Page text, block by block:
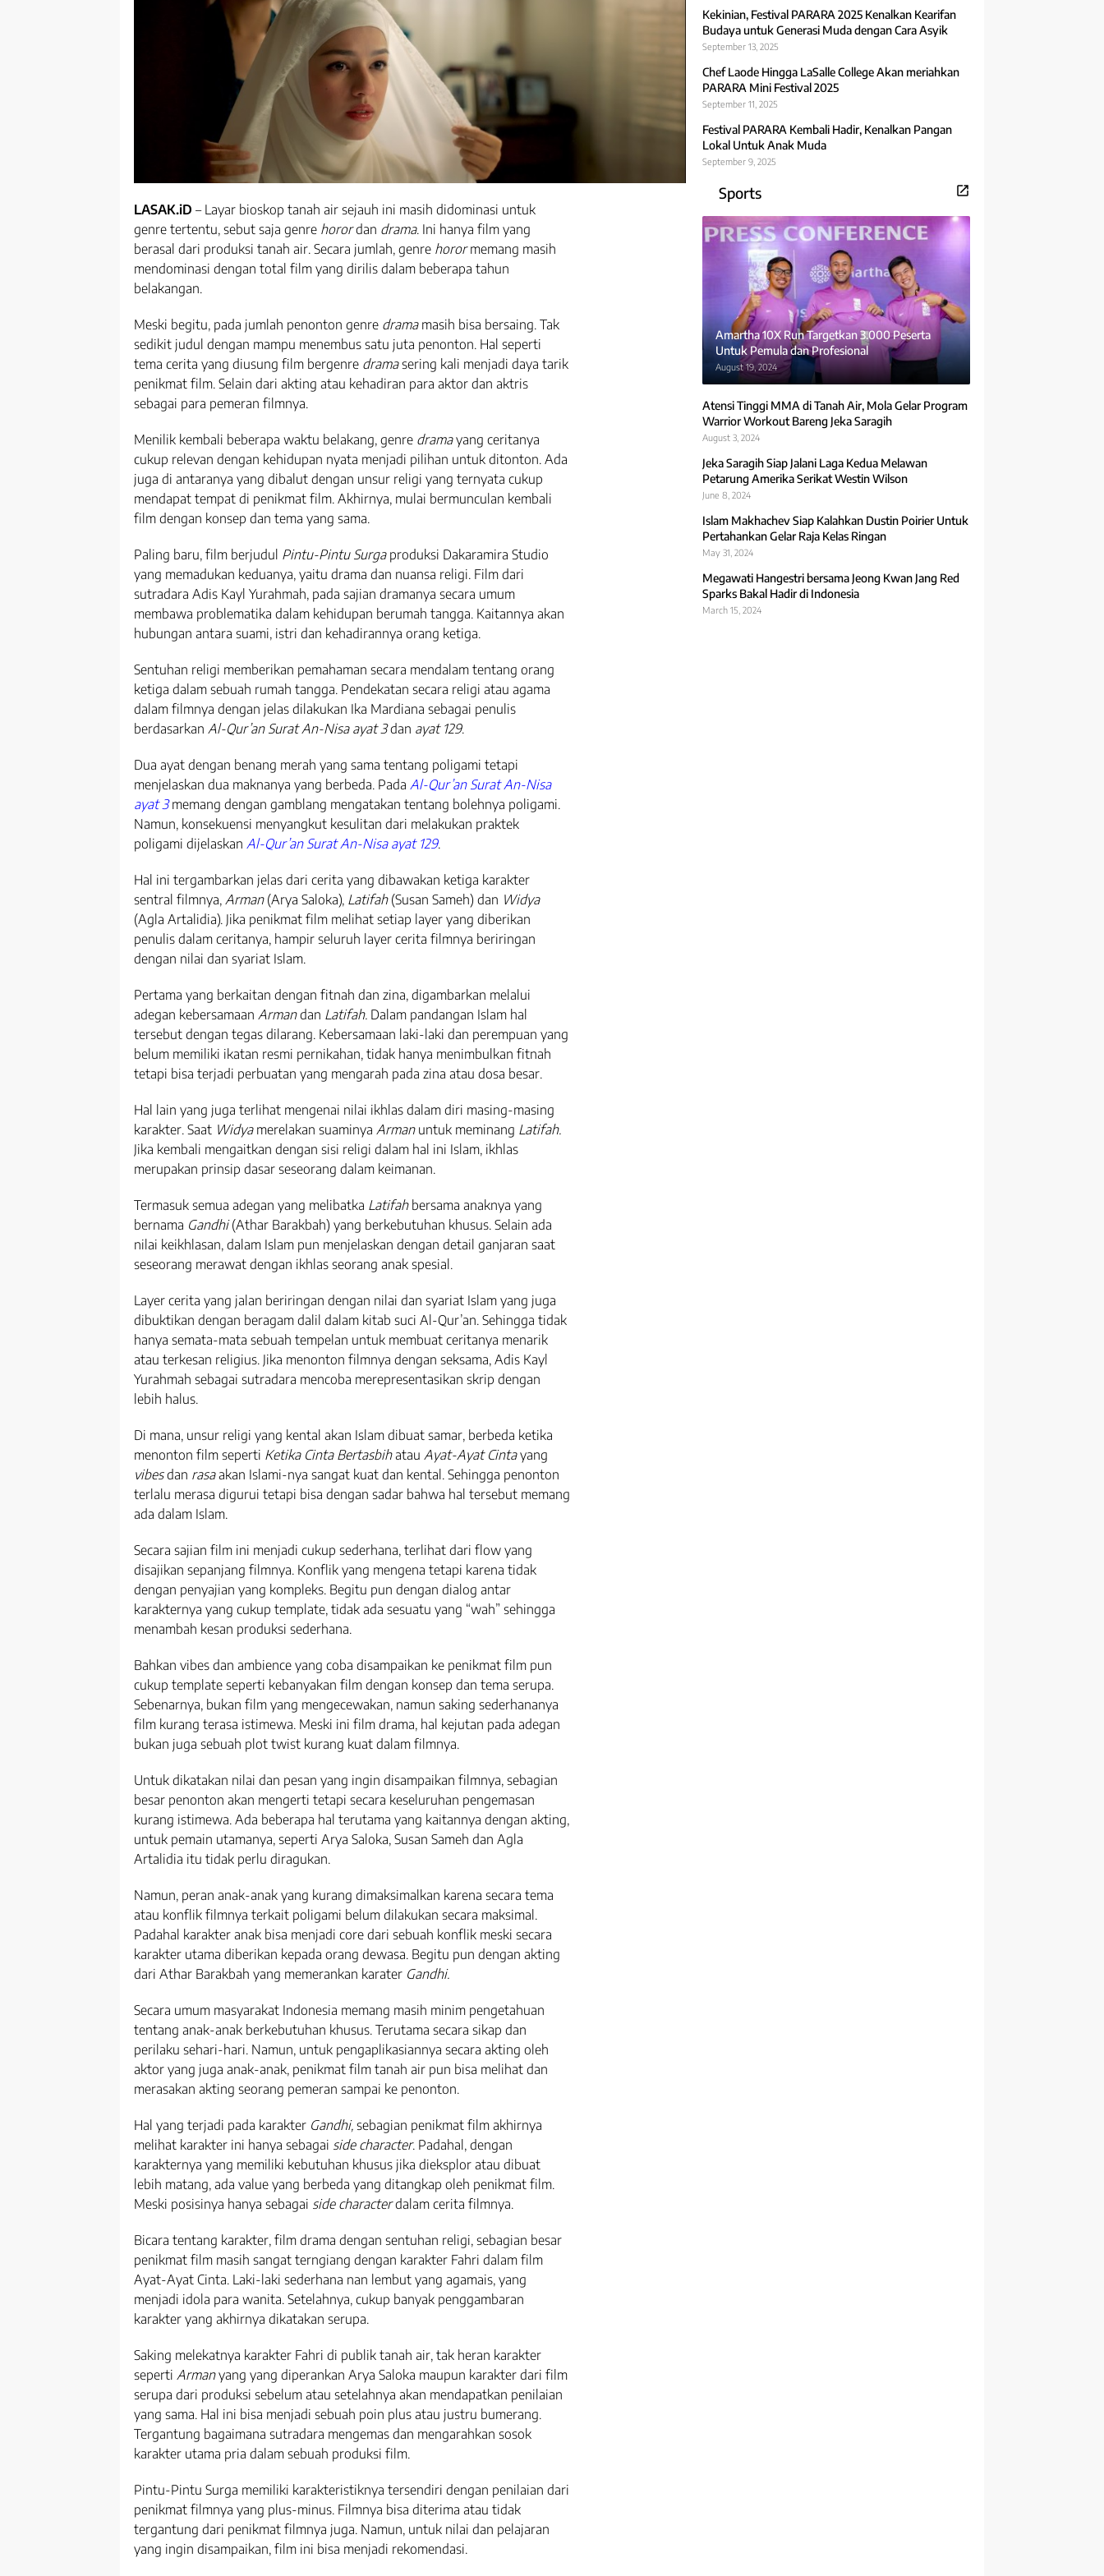
LASAK.iD – Layar bioskop tanah air sejauh ini masih didominasi untuk
genre tertentu, sebut saja genre horordan drama. Ini hanya film yang
berasal dari produksi tanah air. Secara jumlah, genre horormemang masih
mendominasi dengan total film yang dirilis dalam beberapa tahun
belakangan.
Meski begitu, pada jumlah penonton genre dramamasih bisa bersaing. Tak
sedikit judul dengan mampu menembus satu juta penonton. Hal seperti
tema cerita yang diusung film bergenre dramasering kali menjadi daya tarik
penikmat film. Selain dari akting atau kehadiran para aktor dan aktris
sebagai para pemeran filmnya.
Menilik kembali beberapa waktu belakang, genre dramayang ceritanya
cukup relevan dengan kehidupan nyata menjadi pilihan untuk ditonton. Ada
juga di antaranya yang dibalut dengan unsur religi yang ternyata cukup
mendapat tempat di penikmat film. Akhirnya, mulai bermunculan kembali
film dengan konsep dan tema yang sama.
Paling baru, film berjudul Pintu-Pintu Surgaproduksi Dakaramira Studio
yang memadukan keduanya, yaitu drama dan nuansa religi. Film dari
sutradara Adis Kayl Yurahmah, pada sajian dramanya secara umum
membawa problematika dalam kehidupan berumah tangga. Kaitannya akan
hubungan antara suami, istri dan kehadirannya orang ketiga.
Sentuhan religi memberikan pemahaman secara mendalam tentang orang
ketiga dalam sebuah rumah tangga. Pendekatan secara religi atau agama
dalam filmnya dengan jelas dilakukan Ika Mardiana sebagai penulis
berdasarkan Al-Qur’an Surat An-Nisa ayat 3dan ayat 129.
Dua ayat dengan benang merah yang sama tentang poligami tetapi
menjelaskan dua maknanya yang berbeda. Pada Al-Qur’an Surat An-Nisa
ayat 3memang dengan gamblang mengatakan tentang bolehnya poligami.
Namun, konsekuensi menyangkut kesulitan dari melakukan praktek
poligami dijelaskan Al-Qur’an Surat An-Nisa ayat 129.
Hal ini tergambarkan jelas dari cerita yang dibawakan ketiga karakter
sentral filmnya, Arman(Arya Saloka), Latifah(Susan Sameh) dan Widya
(Agla Artalidia). Jika penikmat film melihat setiap layer yang diberikan
penulis dalam ceritanya, hampir seluruh layer cerita filmnya beriringan
dengan nilai dan syariat Islam.
Pertama yang berkaitan dengan fitnah dan zina, digambarkan melalui
adegan kebersamaan Armandan Latifah. Dalam pandangan Islam hal
tersebut dengan tegas dilarang. Kebersamaan laki-laki dan perempuan yang
belum memiliki ikatan resmi pernikahan, tidak hanya menimbulkan fitnah
tetapi bisa terjadi perbuatan yang mengarah pada zina atau dosa besar.
Hal lain yang juga terlihat mengenai nilai ikhlas dalam diri masing-masing
karakter. Saat Widyamerelakan suaminya Armanuntuk meminang Latifah.
Jika kembali mengaitkan dengan sisi religi dalam hal ini Islam, ikhlas
merupakan prinsip dasar seseorang dalam keimanan.
Termasuk semua adegan yang melibatka Latifahbersama anaknya yang
bernama Gandhi(Athar Barakbah) yang berkebutuhan khusus. Selain ada
nilai keikhlasan, dalam Islam pun menjelaskan dengan detail ganjaran saat
seseorang merawat dengan ikhlas seorang anak spesial.
Layer cerita yang jalan beriringan dengan nilai dan syariat Islam yang juga
dibuktikan dengan beragam dalil dalam kitab suci Al-Qur’an. Sehingga tidak
hanya semata-mata sebuah tempelan untuk membuat ceritanya menarik
atau terkesan religius. Jika menonton filmnya dengan seksama, Adis Kayl
Yurahmah sebagai sutradara mencoba merepresentasikan skrip dengan
lebih halus.
Di mana, unsur religi yang kental akan Islam dibuat samar, berbeda ketika
menonton film seperti Ketika Cinta Bertasbihatau Ayat-Ayat Cintayang
vibesdan rasaakan Islami-nya sangat kuat dan kental. Sehingga penonton
terlalu merasa digurui tetapi bisa dengan sadar bahwa hal tersebut memang
ada dalam Islam.
Secara sajian film ini menjadi cukup sederhana, terlihat dari flow yang
disajikan sepanjang filmnya. Konflik yang mengena tetapi karena tidak
dengan penyajian yang kompleks. Begitu pun dengan dialog antar
karakternya yang cukup template, tidak ada sesuatu yang “wah” sehingga
menambah kesan produksi sederhana.
Bahkan vibes dan ambience yang coba disampaikan ke penikmat film pun
cukup template seperti kebanyakan film dengan konsep dan tema serupa.
Sebenarnya, bukan film yang mengecewakan, namun saking sederhananya
film kurang terasa istimewa. Meski ini film drama, hal kejutan pada adegan
bukan juga sebuah plot twist kurang kuat dalam filmnya.
Untuk dikatakan nilai dan pesan yang ingin disampaikan filmnya, sebagian
besar penonton akan mengerti tetapi secara keseluruhan pengemasan
kurang istimewa. Ada beberapa hal terutama yang kaitannya dengan akting,
untuk pemain utamanya, seperti Arya Saloka, Susan Sameh dan Agla
Artalidia itu tidak perlu diragukan.
Namun, peran anak-anak yang kurang dimaksimalkan karena secara tema
atau konflik filmnya terkait poligami belum dilakukan secara maksimal.
Padahal karakter anak bisa menjadi core dari sebuah konflik meski secara
karakter utama diberikan kepada orang dewasa. Begitu pun dengan akting
dari Athar Barakbah yang memerankan karater Gandhi.
Secara umum masyarakat Indonesia memang masih minim pengetahuan
tentang anak-anak berkebutuhan khusus. Terutama secara sikap dan
perilaku sehari-hari. Namun, untuk pengaplikasiannya secara akting oleh
aktor yang juga anak-anak, penikmat film tanah air pun bisa melihat dan
merasakan akting seorang pemeran sampai ke penonton.
Hal yang terjadi pada karakter Gandhi, sebagian penikmat film akhirnya
melihat karakter ini hanya sebagai side character. Padahal, dengan
karakternya yang memiliki kebutuhan khusus jika dieksplor atau dibuat
lebih matang, ada value yang berbeda yang ditangkap oleh penikmat film.
Meski posisinya hanya sebagai side characterdalam cerita filmnya.
Bicara tentang karakter, film drama dengan sentuhan religi, sebagian besar
penikmat film masih sangat terngiang dengan karakter Fahri dalam film
Ayat-Ayat Cinta. Laki-laki sederhana nan lembut yang agamais, yang
menjadi idola para wanita. Setelahnya, cukup banyak penggambaran
karakter yang akhirnya dikatakan serupa.
Saking melekatnya karakter Fahri di publik tanah air, tak heran karakter
seperti Armanyang yang diperankan Arya Saloka maupun karakter dari film
serupa dari produksi sebelum atau setelahnya akan mendapatkan penilaian
yang sama. Hal ini bisa menjadi sebuah poin plus atau justru bumerang.
Tergantung bagaimana sutradara mengemas dan mengarahkan sosok
karakter utama pria dalam sebuah produksi film.
Pintu-Pintu Surga memiliki karakteristiknya tersendiri dengan penilaian dari
penikmat filmnya yang plus-minus. Filmnya bisa diterima atau tidak
tergantung dari penikmat filmnya juga. Namun, untuk nilai dan pelajaran
yang ingin disampaikan, film ini bisa menjadi rekomendasi.
Kekinian, Festival PARARA 2025 Kenalkan Kearifan
Budaya untuk Generasi Muda dengan Cara Asyik
September 13, 2025
Chef Laode Hingga LaSalle College Akan meriahkan
PARARA Mini Festival 2025
September 11, 2025
Festival PARARA Kembali Hadir, Kenalkan Pangan
Lokal Untuk Anak Muda
September 9, 2025
Sports
Amartha 10X Run Targetkan 3.000 Peserta
Untuk Pemula dan Profesional
August 19, 2024
Atensi Tinggi MMA di Tanah Air, Mola Gelar Program
Warrior Workout Bareng Jeka Saragih
August 3, 2024
Jeka Saragih Siap Jalani Laga Kedua Melawan
Petarung Amerika Serikat Westin Wilson
June 8, 2024
Islam Makhachev Siap Kalahkan Dustin Poirier Untuk
Pertahankan Gelar Raja Kelas Ringan
May 31, 2024
Megawati Hangestri bersama Jeong Kwan Jang Red
Sparks Bakal Hadir di Indonesia
March 15, 2024